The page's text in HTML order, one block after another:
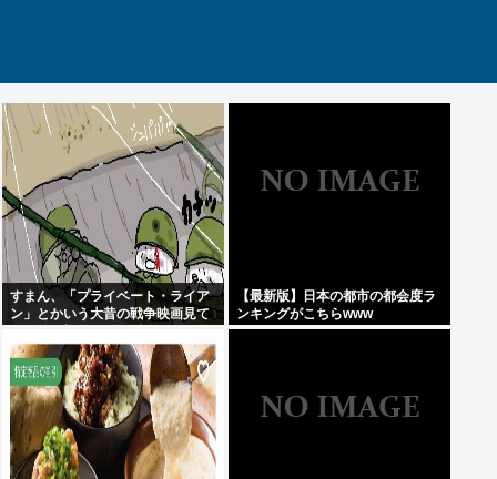
すまん、「プライベート・ライア
ン」とかいう大昔の戦争映画見て
が…これずっと続く感じ？
【最新版】日本の都市の都会度ラ
ンキングがこちらwww